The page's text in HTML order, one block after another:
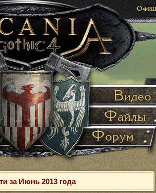
за Июнь 2013 года